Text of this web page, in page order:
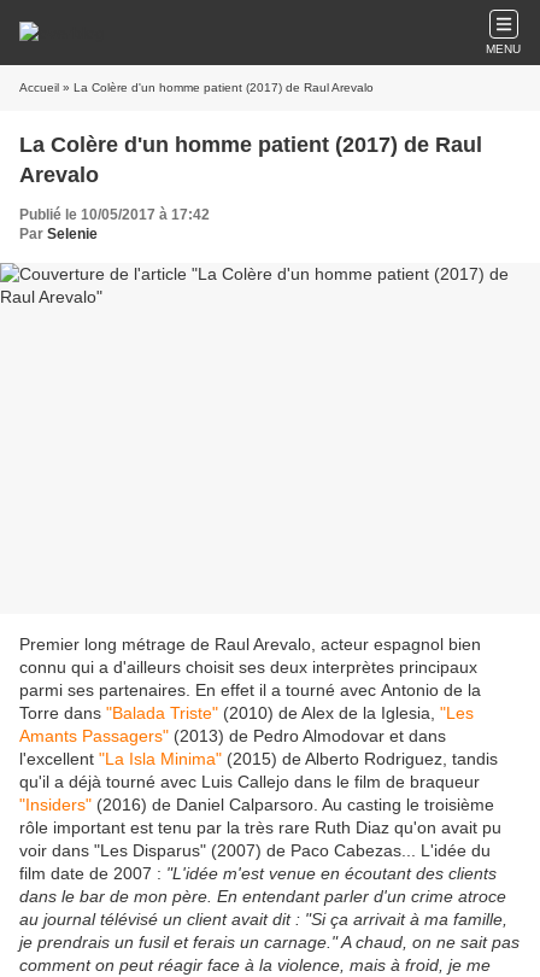
MENU
Accueil » La Colère d'un homme patient (2017) de Raul Arevalo
La Colère d'un homme patient (2017) de Raul
Arevalo
Publié le 10/05/2017 à 17:42
Par Selenie
Premier long métrage de Raul Arevalo, acteur espagnol bien
connu qui a d'ailleurs choisit ses deux interprètes principaux
parmi ses partenaires. En effet il a tourné avec Antonio de la
Torre dans "Balada Triste" (2010) de Alex de la Iglesia, "Les
Amants Passagers" (2013) de Pedro Almodovar et dans
l'excellent "La Isla Minima" (2015) de Alberto Rodriguez, tandis
qu'il a déjà tourné avec Luis Callejo dans le film de braqueur
"Insiders" (2016) de Daniel Calparsoro. Au casting le troisième
rôle important est tenu par la très rare Ruth Diaz qu'on avait pu
voir dans "Les Disparus" (2007) de Paco Cabezas... L'idée du
film date de 2007 : "L'idée m'est venue en écoutant des clients
dans le bar de mon père. En entendant parler d'un crime atroce
au journal télévisé un client avait dit : "Si ça arrivait à ma famille,
je prendrais un fusil et ferais un carnage." A chaud, on ne sait pas
comment on peut réagir face à la violence, mais à froid, je me